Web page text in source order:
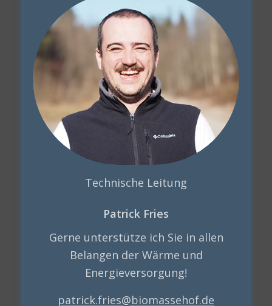
Technische Leitung
Patrick Fries
Gerne unterstütze ich Sie in allen
Belangen der Wärme und
Energieversorgung!
patrick.fries@biomassehof.de